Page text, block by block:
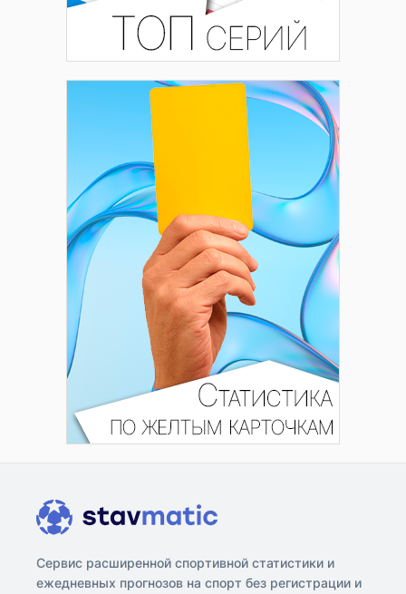
Сервис расширенной спортивной статистики и
ежедневных прогнозов на спорт без регистрации и